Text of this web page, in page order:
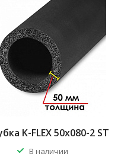
K-FLEX 50x080-2 ST
В наличии